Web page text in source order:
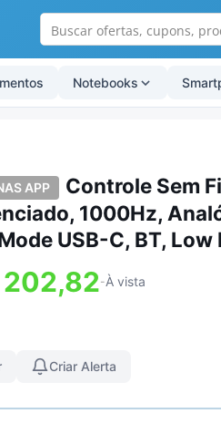
Notebooks
APP
Controle Sem
1000Hz,
USB-C, BT,
202,82-À vista
Criar Alerta